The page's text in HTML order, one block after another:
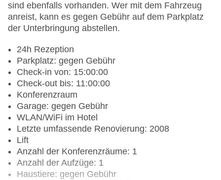
sind ebenfalls vorhanden. Wer mit dem Fahrzeug
anreist, kann es gegen Gebühr auf dem Parkplatz
der Unterbringung abstellen.
24h Rezeption
Parkplatz: gegen Gebühr
Check-in von: 15:00:00
Check-out bis: 11:00:00
Konferenzraum
Garage: gegen Gebühr
WLAN/WiFi im Hotel
Letzte umfassende Renovierung: 2008
Lift
Anzahl der Konferenzräume: 1
Anzahl der Aufzüge: 1
Haustiere: gegen Gebühr